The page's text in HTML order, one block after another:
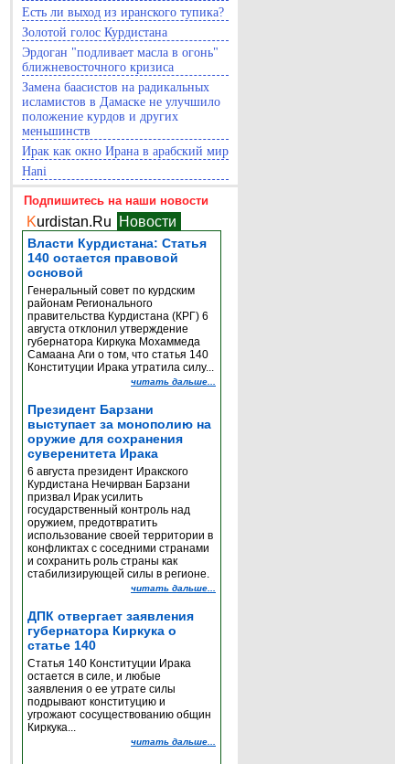
Есть ли выход из иранского тупика?
Золотой голос Курдистана
Эрдоган "подливает масла в огонь"
ближневосточного кризиса
Замена баасистов на радикальных
исламистов в Дамаске не улучшило
положение курдов и других
меньшинств
Ирак как окно Ирана в арабский мир
Hani
Подпишитесь на наши новости
Kurdistan.Ru Новости
Власти Курдистана: Статья
140 остается правовой
основой
Генеральный совет по курдским
районам Регионального
правительства Курдистана (КРГ) 6
августа отклонил утверждение
губернатора Киркука Мохаммеда
Самаана Аги о том, что статья 140
Конституции Ирака утратила силу...
читать дальше...
Президент Барзани
выступает за монополию на
оружие для сохранения
суверенитета Ирака
6 августа президент Иракского
Курдистана Нечирван Барзани
призвал Ирак усилить
государственный контроль над
оружием, предотвратить
использование своей территории в
конфликтах с соседними странами
и сохранить роль страны как
стабилизирующей силы в регионе.
читать дальше...
ДПК отвергает заявления
губернатора Киркука о
статье 140
Статья 140 Конституции Ирака
остается в силе, и любые
заявления о ее утрате силы
подрывают конституцию и
угрожают сосуществованию общин
Киркука...
читать дальше...